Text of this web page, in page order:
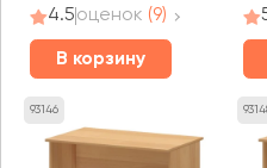
4.5оценок (9)
В корзину
93146